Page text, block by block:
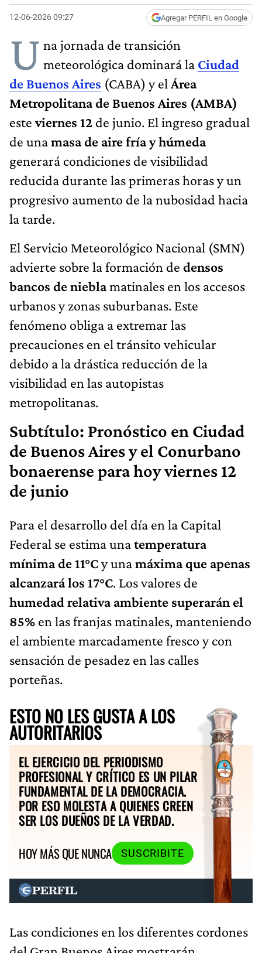
12-06-2026 09:27 Agregar PERFIL en Google
U na jornada de transición
meteorológica dominará la Ciudad
de Buenos Aires (CABA) y el Área
Metropolitana de Buenos Aires (AMBA)
esteviernes 12 de junio. El ingreso gradual
de unamasa de aire fría y húmeda
generará condiciones de visibilidad
reducida durante las primeras horas y un
progresivo aumento de la nubosidad hacia
la tarde.
El Servicio Meteorológico Nacional (SMN)
advierte sobre la formación de densos
bancos de nieblamatinales en los accesos
urbanos y zonas suburbanas. Este
fenómeno obliga a extremar las
precauciones en el tránsito vehicular
debido a la drástica reducción de la
visibilidad en las autopistas
metropolitanas.
Subtítulo: Pronóstico en Ciudad
de Buenos Aires y el Conurbano
bonaerense para hoy viernes 12
de junio
Para el desarrollo del día en la Capital
Federal se estima unatemperatura
mínima de 11°Cy unamáxima que apenas
alcanzará los 17°C. Los valores de
humedad relativa ambiente superarán el
85% en las franjas matinales, manteniendo
el ambiente marcadamente fresco y con
sensación de pesadez en las calles
porteñas.
ESTO NO LES GUSTA A LOS
AUTORITARIOS
EL EJERCICIO DEL PERIODISMO
PROFESIONAL Y CRÍTICO ES UN PILAR
FUNDAMENTAL DE LA DEMOCRACIA.
POR ESO MOLESTA A QUIENES CREEN
SER LOS DUEÑOS DE LA VERDAD.
HOY MÁS QUE NUNCA
SUSCRIBITE
Las condiciones en los diferentes cordones